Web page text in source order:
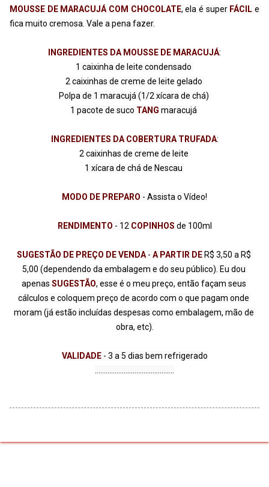
MOUSSE DE MARACUJÁ COM CHOCOLATE, ela é super FÁCIL e
fica muito cremosa. Vale a pena fazer.
INGREDIENTES DA MOUSSE DE MARACUJÁ:
1 caixinha de leite condensado
2 caixinhas de creme de leite gelado
Polpa de 1 maracujá (1/2 xícara de chá)
1 pacote de suco TANG maracujá
INGREDIENTES DA COBERTURA TRUFADA:
2 caixinhas de creme de leite
MODO DE PREPARO - Assista o Vídeo!
RENDIMENTO - 12 COPINHOS
SUGESTÃO DE PREÇO DE VENDA - A PARTIR DE R$ 3,50 a R$
5,00 (dependendo da embalagem e do seu público). Eu dou
apenas SUGESTÃO, esse é o meu preço, então façam seus
cálculos e coloquem preço de acordo com o que pagam onde
moram (já estão incluídas despesas como embalagem, mão de
obra, etc).
VALIDADE - 3 a 5 dias bem refrigerado